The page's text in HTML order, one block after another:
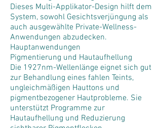
Dieses Multi-Applikator-Design hilft dem
System, sowohl Gesichtsverjüngung als
auch ausgewählte Private-Wellness-
Anwendungen abzudecken.
Hauptanwendungen
Pigmentierung und Hautaufhellung
Die 1927nm-Wellenlänge eignet sich gut
zur Behandlung eines fahlen Teints,
ungleichmäßigen Hauttons und
pigmentbezogener Hautprobleme. Sie
unterstützt Programme zur
Hautaufhellung und Reduzierung